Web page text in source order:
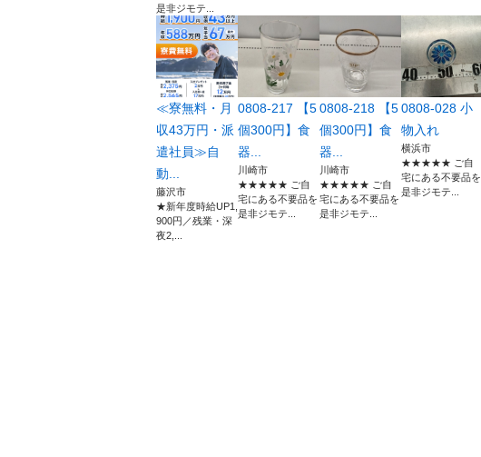
是非ジモテ...
≪寮無料・月
収43万円・派
遣社員≫自
動...
藤沢市
★新年度時給UP1,
900円／残業・深
夜2,...
0808-217 【5
個300円】食
器...
川崎市
★★★★★ ご自
宅にある不要品を
是非ジモテ...
0808-218 【5
個300円】食
器...
川崎市
★★★★★ ご自
宅にある不要品を
是非ジモテ...
0808-028 小
物入れ
横浜市
★★★★★ ご自
宅にある不要品を
是非ジモテ...